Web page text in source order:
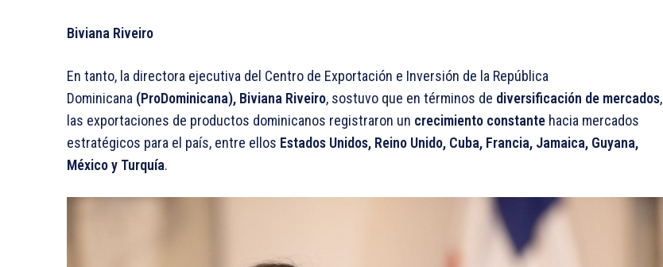
Biviana Riveiro
En tanto, la directora ejecutiva del Centro de Exportación e Inversión de la República
Dominicana (ProDominicana), Biviana Riveiro, sostuvo que en términos de diversificación de mercados,
las exportaciones de productos dominicanos registraron un crecimiento constante hacia mercados
estratégicos para el país, entre ellos Estados Unidos, Reino Unido, Cuba, Francia, Jamaica, Guyana,
México y Turquía.